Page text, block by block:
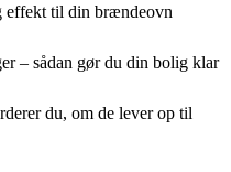
effekt til din brændeovn
– sådan gør du din bolig klar
du, om de lever op til